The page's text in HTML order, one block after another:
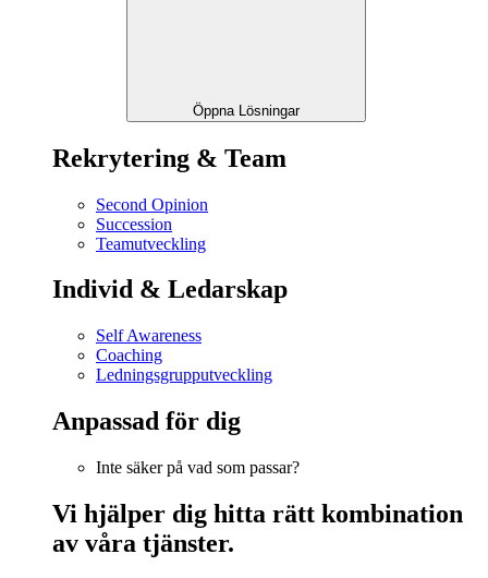
Öppna Lösningar
Rekrytering & Team
Second Opinion
Succession
Teamutveckling
Individ & Ledarskap
Self Awareness
Coaching
Ledningsgrupputveckling
Anpassad för dig
Inte säker på vad som passar?
Vi hjälper dig hitta rätt kombination
av våra tjänster.